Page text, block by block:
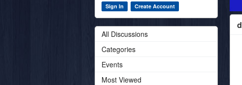
Sign In Create Account
All Discussions
Categories
Events
Most Viewed